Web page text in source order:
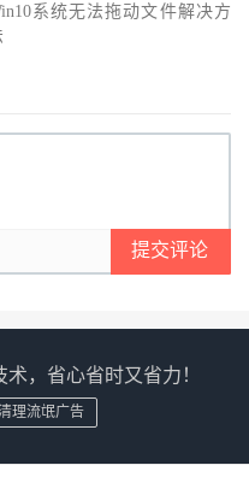
系统无法拖动文件解决方
提交评论
，省心省时又省力！
理流氓广告